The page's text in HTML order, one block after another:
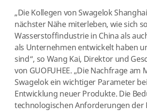
„Die Kollegen von Swagelok
nächster Nähe miterleben, wie sich
Wasserstoffindustrie in China als
als Unternehmen entwickelt haben
sind“, so Wang Kai, Direktor und
von GUOFUHEE. „Die Nachfrage am
Swagelok ein wichtiger Parameter
Entwicklung neuer Produkte. Die
technologischen Anforderungen der